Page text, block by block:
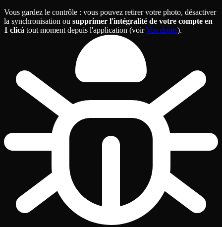
Vous gardez le contrôle : vous pouvez retirer votre photo, désactiver
la synchronisation ou supprimer l'intégralité de votre compte en
1 clicà tout moment depuis l'application (voir Vos droits).